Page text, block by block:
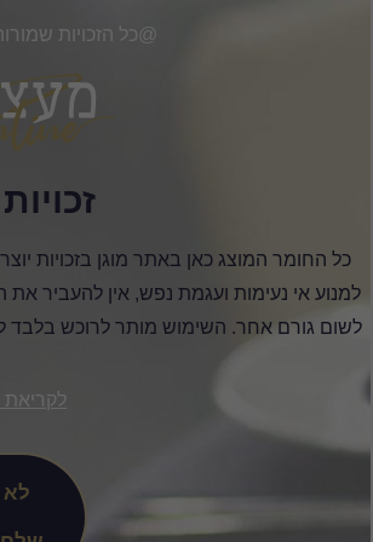
@כל הזכויות שמורות 2022-
כל החומר המוצג כאן באתר מוגן בזכויות
למנוע אי נעימות ועגמת נפש, אין להעביר
לשום גורם אחר. השימוש מותר לרוכש בלבד
לקריאת